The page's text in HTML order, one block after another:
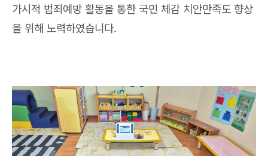
가시적 범죄예방 활동을 통한 국민 체감 치안만족도 향상
을 위해 노력하였습니다.